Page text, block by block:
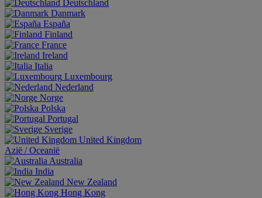
Deutschland
Danmark
España
Finland
France
Ireland
Italia
Luxembourg
Nederland
Norge
Polska
Portugal
Sverige
United Kingdom
Aziё / Oceaniё
Australia
India
New Zealand
Hong Kong